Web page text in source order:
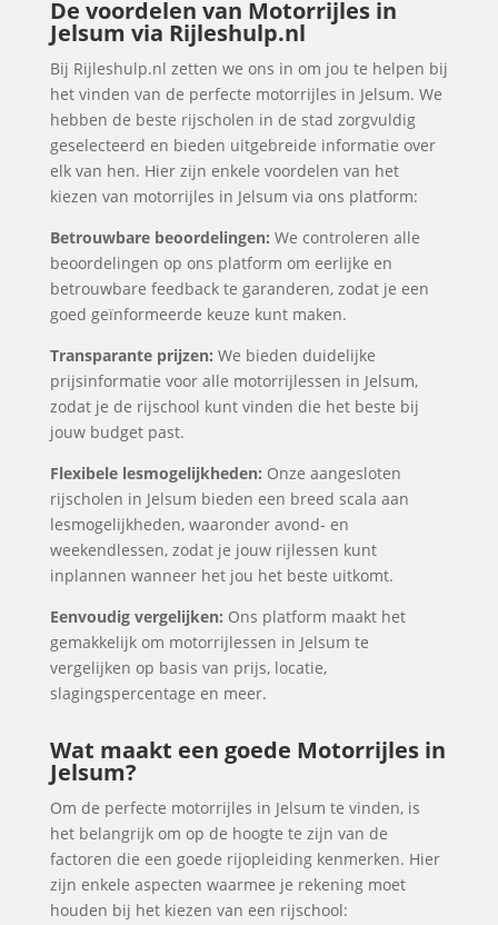
De voordelen van Motorrijles in
Jelsum via Rijleshulp.nl
Bij Rijleshulp.nl zetten we ons in om jou te helpen bij
het vinden van de perfecte motorrijles in Jelsum. We
hebben de beste rijscholen in de stad zorgvuldig
geselecteerd en bieden uitgebreide informatie over
elk van hen. Hier zijn enkele voordelen van het
kiezen van motorrijles in Jelsum via ons platform:
Betrouwbare beoordelingen: We controleren alle
beoordelingen op ons platform om eerlijke en
betrouwbare feedback te garanderen, zodat je een
goed geïnformeerde keuze kunt maken.
Transparante prijzen: We bieden duidelijke
prijsinformatie voor alle motorrijlessen in Jelsum,
zodat je de rijschool kunt vinden die het beste bij
jouw budget past.
Flexibele lesmogelijkheden: Onze aangesloten
rijscholen in Jelsum bieden een breed scala aan
lesmogelijkheden, waaronder avond- en
weekendlessen, zodat je jouw rijlessen kunt
inplannen wanneer het jou het beste uitkomt.
Eenvoudig vergelijken: Ons platform maakt het
gemakkelijk om motorrijlessen in Jelsum te
vergelijken op basis van prijs, locatie,
slagingspercentage en meer.
Wat maakt een goede Motorrijles in
Jelsum?
Om de perfecte motorrijles in Jelsum te vinden, is
het belangrijk om op de hoogte te zijn van de
factoren die een goede rijopleiding kenmerken. Hier
zijn enkele aspecten waarmee je rekening moet
houden bij het kiezen van een rijschool: